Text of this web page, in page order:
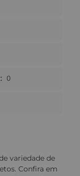
0
variedade de
Confira em